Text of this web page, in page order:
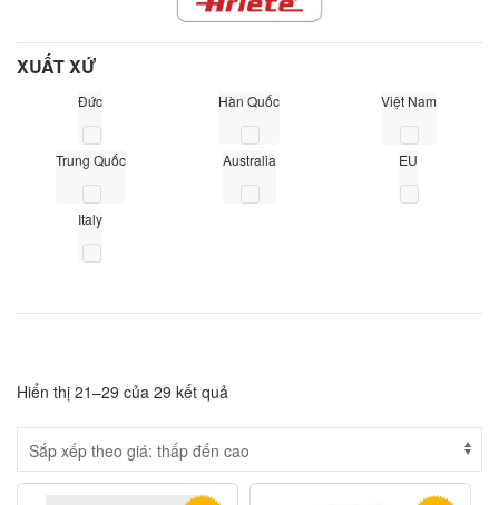
XUẤT XỨ
Đức Hàn Quốc Việt Nam
Trung Quốc Australia EU
Italy
Hiển thị 21–29 của 29 kết quả